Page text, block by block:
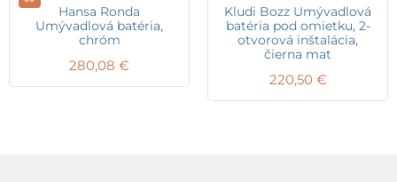
Hansa Ronda
Umývadlová batéria,
chróm
280,08 €
Kludi Bozz Umývadlová
batéria pod omietku, 2-
otvorová inštalácia,
čierna mat
220,50 €